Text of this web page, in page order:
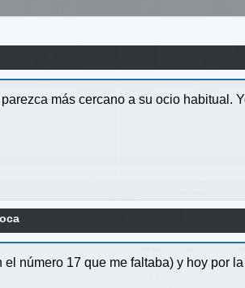
más cercano a su ocio habitual.
número 17 que me faltaba) y hoy por